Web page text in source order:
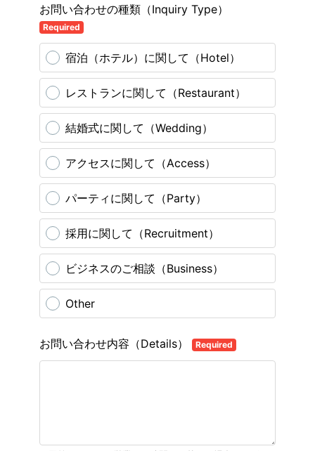
お問い合わせの種類（Inquiry Type）
Required
宿泊（ホテル）に関して（Hotel）
レストランに関して（Restaurant）
結婚式に関して（Wedding）
アクセスに関して（Access）
パーティに関して（Party）
採用に関して（Recruitment）
ビジネスのご相談（Business）
Other
お問い合わせ内容（Details） Required